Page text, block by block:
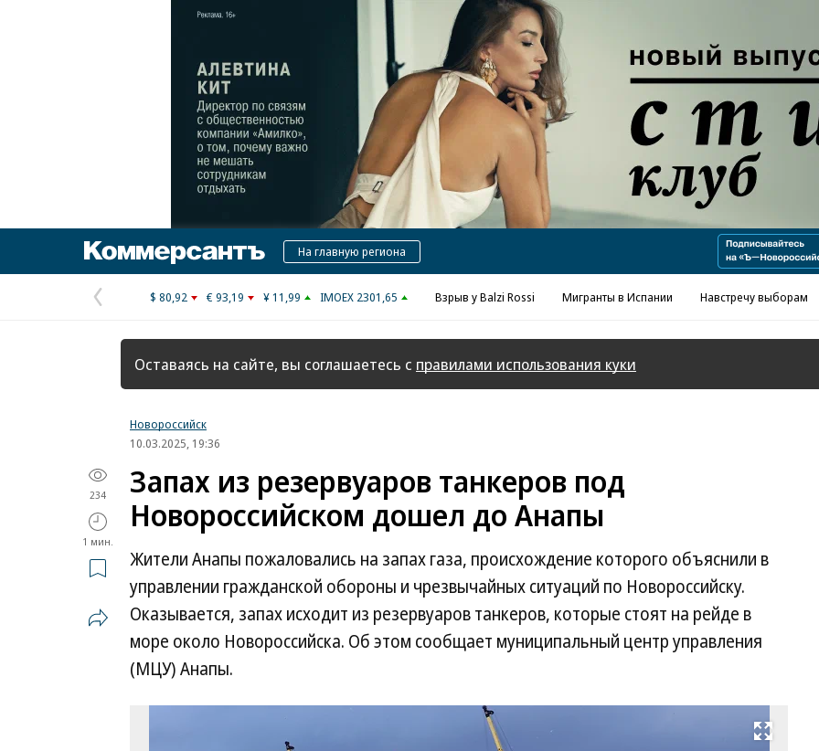
Реклама в «Ъ» www.kommersant.ru/ad
КоммерсантъНа главную региона
Предыдущая
страница
$ 80,92 € 93,19 ¥ 11,99 IMOEX 2301,65 Взрыв у Balzi Rossi Мигранты в Испании Навстречу выборам
Оставаясь на сайте, вы соглашаетесь с правилами использования куки
Новороссийск
10.03.2025, 19:36
234
1 мин.
Запах из резервуаров танкеров под
Новороссийском дошел до Анапы
Жители Анапы пожаловались на запах газа, происхождение которого объяснили в
управлении гражданской обороны и чрезвычайных ситуаций по Новороссийску.
Оказывается, запах исходит из резервуаров танкеров, которые стоят на рейде в
море около Новороссийска. Об этом сообщает муниципальный центр управления
(МЦУ) Анапы.
Развернуть на весь экран